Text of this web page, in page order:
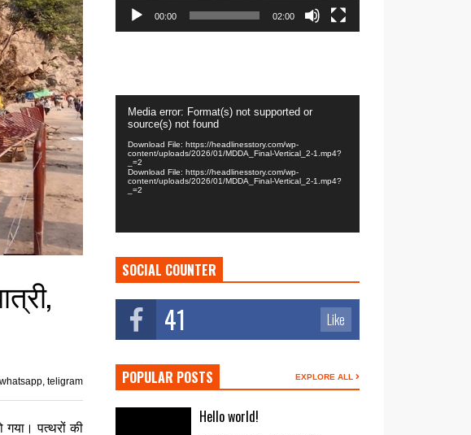
teligram
गया। पत्थरों की
00:00 02:00
Player
Media error: Format(s) not supported or
source(s) not found
Download File: https://headlinesstory.com/wp-
content/uploads/2026/01/MDDA_Final-Vertical_2-1.mp4?
_=2
Download File: https://headlinesstory.com/wp-
content/uploads/2026/01/MDDA_Final-Vertical_2-1.mp4?
_=2
SOCIAL COUNTER
41 Like
POPULAR POSTS EXPLORE ALL
Hello world!